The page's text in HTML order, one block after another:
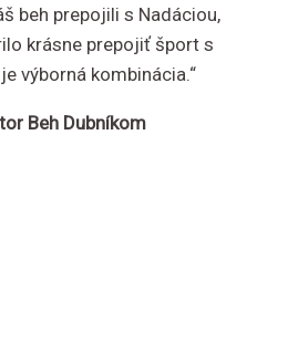
beh prepojili s Nadáciou,
krásne prepojiť šport s
výborná kombinácia.“
Beh Dubníkom